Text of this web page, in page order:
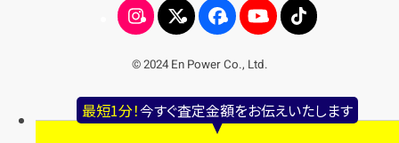
最短1分！今すぐ査定金額をお伝えいたします
© 2024 En Power Co., Ltd.